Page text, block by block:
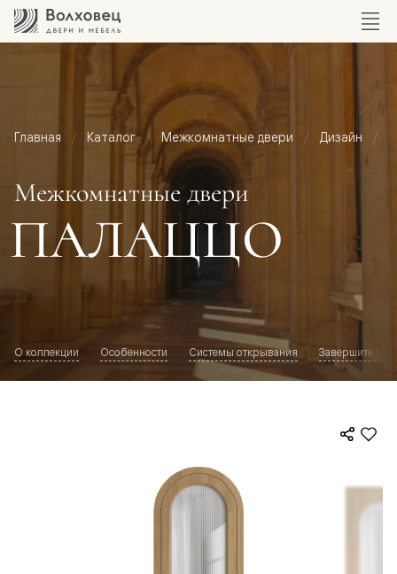
Главная Каталог Межкомнатные двери Дизайн
Межкомнатные двери
ПАЛАЦЦО
О коллекции Особенности Системы открывания Завершите